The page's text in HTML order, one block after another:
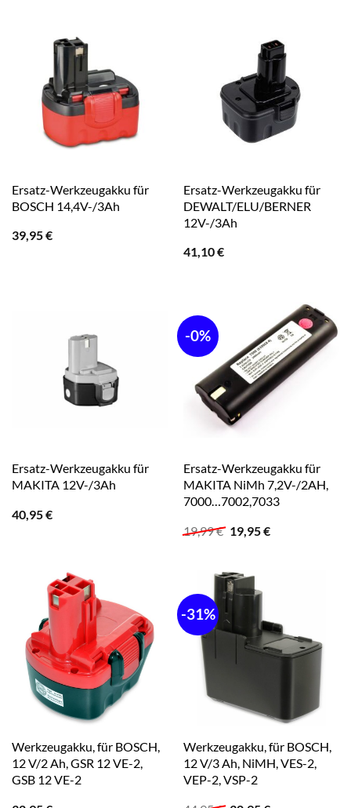
Ersatz-Werkzeugakku für
BOSCH 14,4V-/3Ah
39,95€
Ersatz-Werkzeugakku für
DEWALT/ELU/BERNER
12V-/3Ah
41,10€
Ersatz-Werkzeugakku für
MAKITA 12V-/3Ah
40,95€
-0%
Ersatz-Werkzeugakku für
MAKITA NiMh 7,2V-/2AH,
7000…7002,7033
19,99€ Ursprünglicher
Preis
19,95€Aktueller
Werkzeugakku, für BOSCH,
12 V/2 Ah, GSR 12 VE-2,
GSB 12 VE-2
-31%
Werkzeugakku, für BOSCH,
12 V/3 Ah, NiMH, VES-2,
VEP-2, VSP-2